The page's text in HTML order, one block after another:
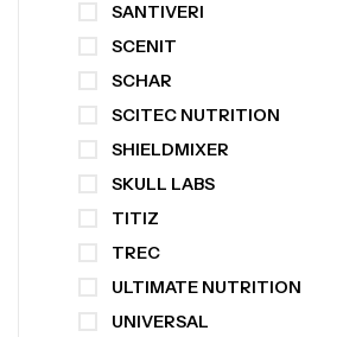
SANTIVERI
SCENIT
SCHAR
SCITEC NUTRITION
SHIELDMIXER
SKULL LABS
TITIZ
TREC
ULTIMATE NUTRITION
UNIVERSAL